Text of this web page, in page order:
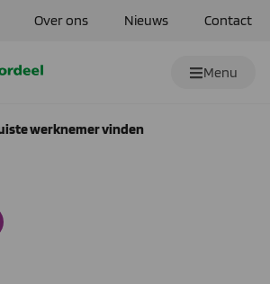
Over ons Nieuws Contact
Menu
werknemer vinden